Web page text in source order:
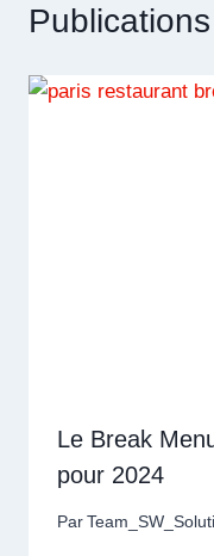
Le Break
pour 2024
Par